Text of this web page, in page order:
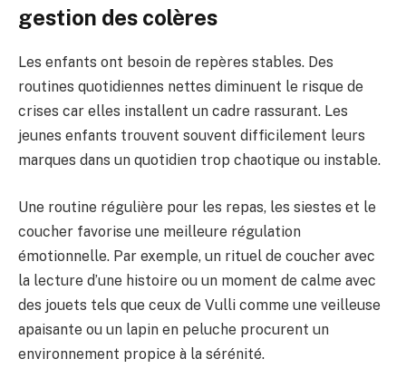
gestion des colères
Les enfants ont besoin de repères stables. Des
routines quotidiennes nettes diminuent le risque de
crises car elles installent un cadre rassurant. Les
jeunes enfants trouvent souvent difficilement leurs
marques dans un quotidien trop chaotique ou instable.
Une routine régulière pour les repas, les siestes et le
coucher favorise une meilleure régulation
émotionnelle. Par exemple, un rituel de coucher avec
la lecture d’une histoire ou un moment de calme avec
des jouets tels que ceux de Vulli comme une veilleuse
apaisante ou un lapin en peluche procurent un
environnement propice à la sérénité.